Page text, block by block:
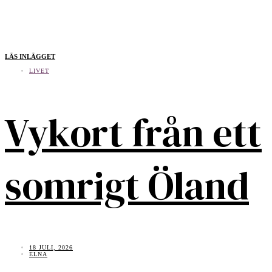
LÄS INLÄGGET
LIVET
Vykort från ett
somrigt Öland
18 JULI, 2026
ELNA